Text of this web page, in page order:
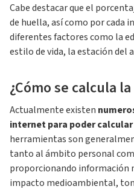
Cabe destacar que el
de huella, así como por cada
diferentes factores como la
estilo de vida, la estación del
¿Cómo se calcula
Actualmente existen
internet para poder
herramientas son
tanto al ámbito personal
proporcionando información
impacto medioambiental,